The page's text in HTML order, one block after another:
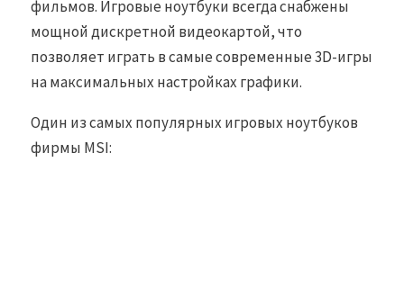
фильмов. Игровые ноутбуки всегда снабжены
мощной дискретной видеокартой, что
позволяет играть в самые современные 3D-игры
на максимальных настройках графики.
Один из самых популярных игровых ноутбуков
фирмы MSI: